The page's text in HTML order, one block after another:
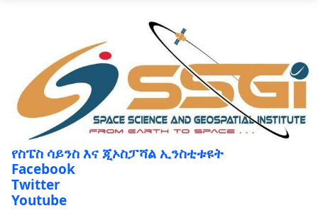
የስፔስ ሳይንስ እና ጂኦስፓሻል ኢንስቲቱዩት
Facebook
Twitter
Youtube